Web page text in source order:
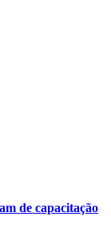
de capacitação